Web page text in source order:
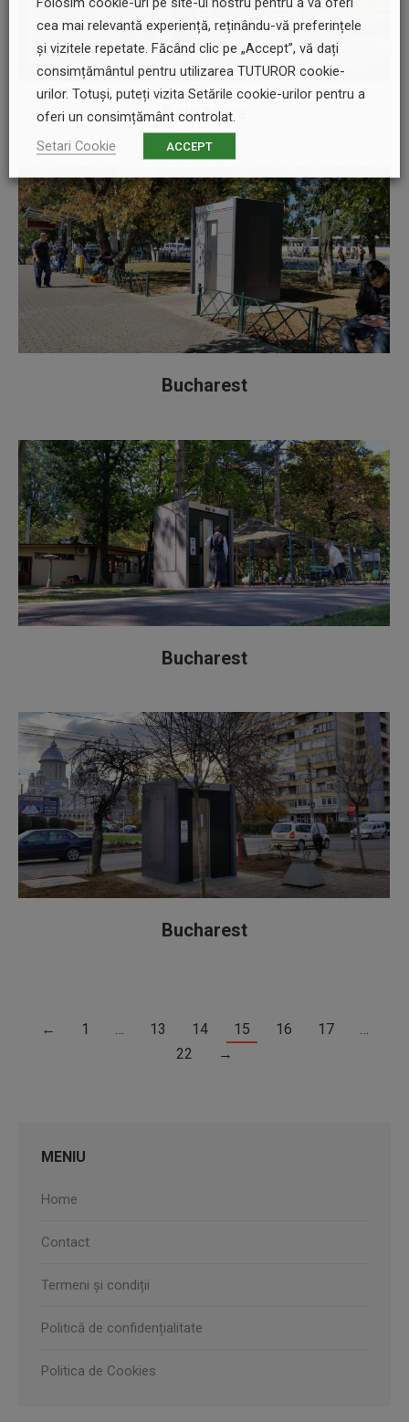
Baia Mare
Bucharest
Bucharest
Bucharest
← 1 … 13 14 15 16 17
…
22
→
MENIU
Home
Contact
Termeni și condiții
Politică de confidențialitate
Politica de Cookies
cea mai relevantă experiență, reținându-vă preferințele
și vizitele repetate. Făcând clic pe „Accept”, vă dați
consimțământul pentru utilizarea TUTUROR cookie-
urilor. Totuși, puteți vizita Setările cookie-urilor pentru a
oferi un consimțământ controlat.
Setari Cookie
ACCEPT